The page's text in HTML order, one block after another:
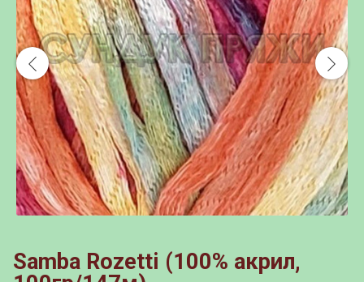
Samba Rozetti (100% акрил,